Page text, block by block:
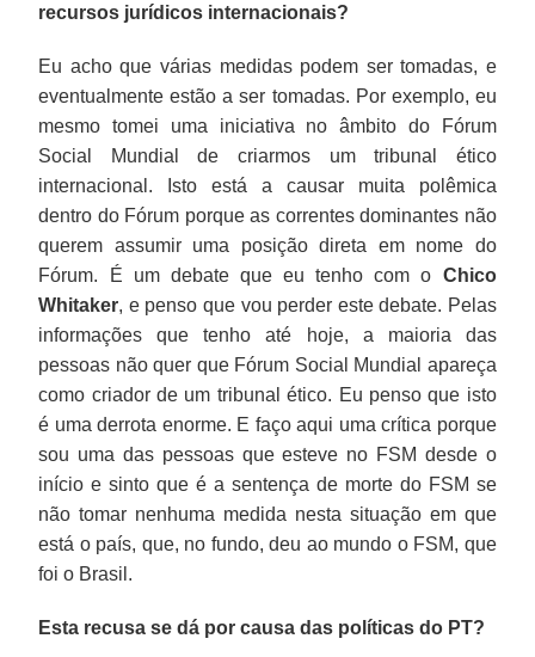
recursos jurídicos internacionais?
Eu acho que várias medidas podem ser tomadas, e
eventualmente estão a ser tomadas. Por exemplo, eu
mesmo tomei uma iniciativa no âmbito do Fórum
Social Mundial de criarmos um tribunal ético
internacional. Isto está a causar muita polêmica
dentro do Fórum porque as correntes dominantes não
querem assumir uma posição direta em nome do
Fórum. É um debate que eu tenho com o Chico
Whitaker, e penso que vou perder este debate. Pelas
informações que tenho até hoje, a maioria das
pessoas não quer que Fórum Social Mundial apareça
como criador de um tribunal ético. Eu penso que isto
é uma derrota enorme. E faço aqui uma crítica porque
sou uma das pessoas que esteve no FSM desde o
início e sinto que é a sentença de morte do FSM se
não tomar nenhuma medida nesta situação em que
está o país, que, no fundo, deu ao mundo o FSM, que
foi o Brasil.
Esta recusa se dá por causa das políticas do PT?